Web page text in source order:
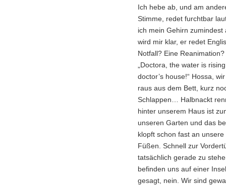
Ich hebe ab, und am
Stimme, redet furchtbar
ich mein Gehirn
wird mir klar, er redet
Notfall? Eine
„Doctora, the water is
doctor’s house!“ Hossa,
raus aus dem Bett, kurz
Schlappen… Halbnackt
hinter unserem Haus ist
unseren Garten und das
klopft schon fast an
Füßen. Schnell zur
tatsächlich gerade zu
befinden uns auf einer
gesagt, nein. Wir sind